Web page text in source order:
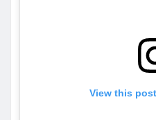
View this